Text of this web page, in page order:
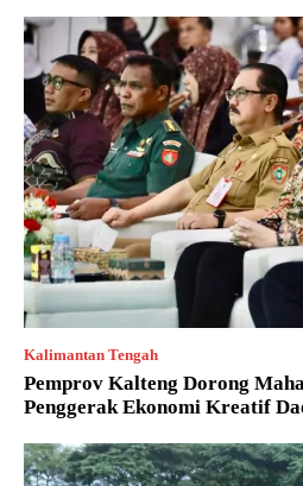
Kalimantan Tengah
Pemprov Kalteng Dorong
Penggerak Ekonomi Kreatif